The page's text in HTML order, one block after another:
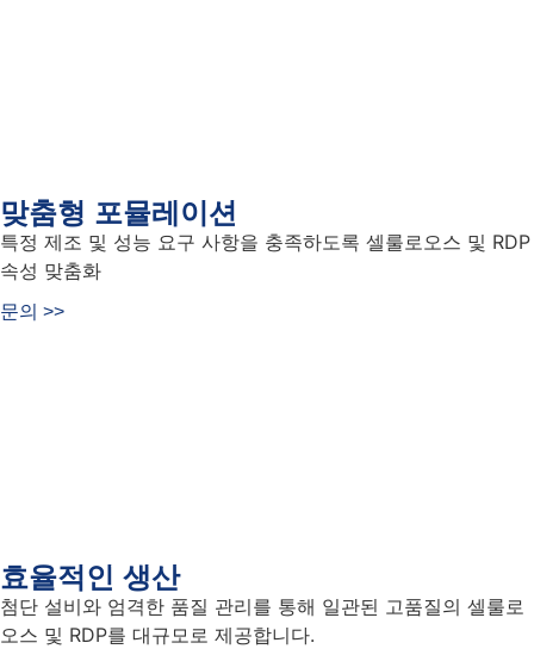
맞춤형 포뮬레이션
특정 제조 및 성능 요구 사항을 충족하도록 셀룰로오스 및 RDP
속성 맞춤화
문의 >>
효율적인 생산
첨단 설비와 엄격한 품질 관리를 통해 일관된 고품질의 셀룰로
오스 및 RDP를 대규모로 제공합니다.